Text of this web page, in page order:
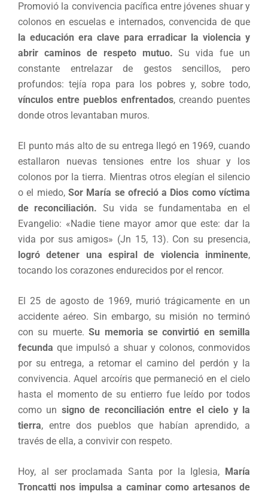
Promovió la convivencia pacífica entre jóvenes shuar y
colonos en escuelas e internados, convencida de que
la educación era clave para erradicar la violencia y
abrir caminos de respeto mutuo. Su vida fue un
constante entrelazar de gestos sencillos, pero
profundos: tejía ropa para los pobres y, sobre todo,
vínculos entre pueblos enfrentados, creando puentes
donde otros levantaban muros.
El punto más alto de su entrega llegó en 1969, cuando
estallaron nuevas tensiones entre los shuar y los
colonos por la tierra. Mientras otros elegían el silencio
o el miedo, Sor María se ofreció a Dios como víctima
de reconciliación. Su vida se fundamentaba en el
Evangelio: «Nadie tiene mayor amor que este: dar la
vida por sus amigos» (Jn 15, 13). Con su presencia,
logró detener una espiral de violencia inminente,
tocando los corazones endurecidos por el rencor.
El 25 de agosto de 1969, murió trágicamente en un
accidente aéreo. Sin embargo, su misión no terminó
con su muerte.Su memoria se convirtió en semilla
fecunda que impulsó a shuar y colonos, conmovidos
por su entrega, a retomar el camino del perdón y la
convivencia. Aquel arcoíris que permaneció en el cielo
hasta el momento de su entierro fue leído por todos
como un signo de reconciliación entre el cielo y la
tierra, entre dos pueblos que habían aprendido, a
través de ella, a convivir con respeto.
Hoy, al ser proclamada Santa por la Iglesia,
María
Troncatti nos impulsa a caminar como artesanos de